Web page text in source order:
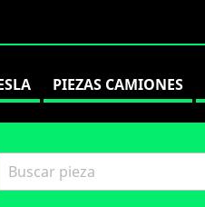
PIEZAS CAMIONES